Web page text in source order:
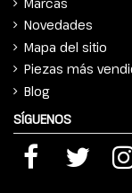
Novedades
Mapa del sitio
Piezas más
Blog
SÍGUENOS